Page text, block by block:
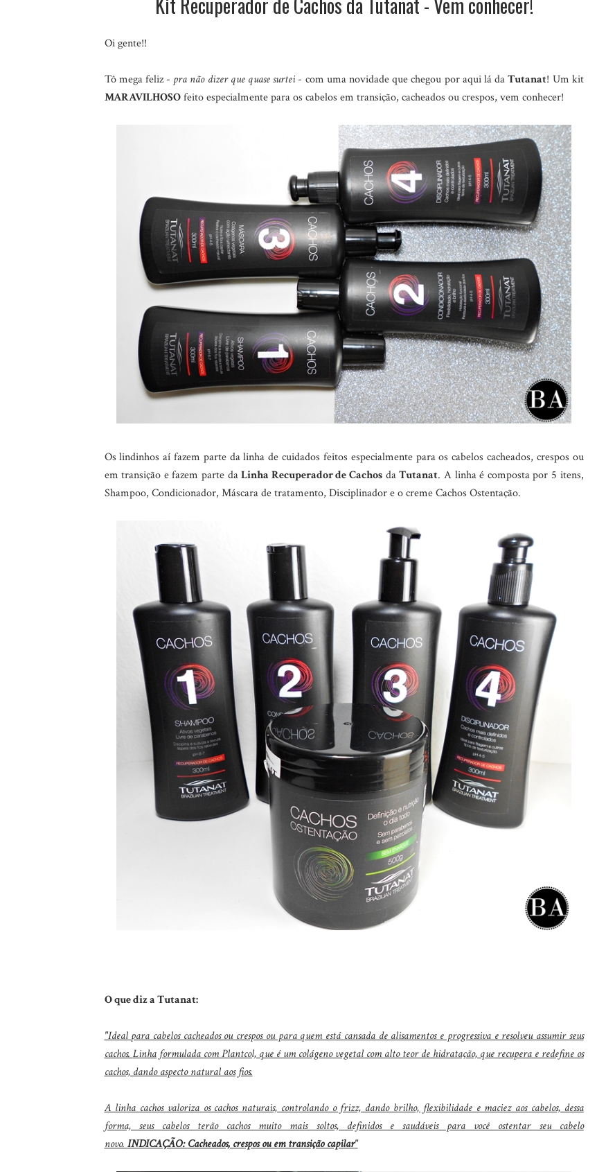
Oi gente!!
Tô mega feliz - pra não dizer que quase surtei - com uma novidade que chegou por aqui lá daTutanat! Um kit
MARAVILHOSOfeito especialmente para os cabelos em transição, cacheados ou crespos, vem conhecer!
Os lindinhos aí fazem parte da linha de cuidados feitos especialmente para os cabelos cacheados, crespos ou
em transição e fazem parte daLinha Recuperador de Cachos daTutanat. A linha é composta por 5 itens,
Shampoo, Condicionador, Máscara de tratamento, Disciplinador e o creme Cachos Ostentação.
O que diz a Tutanat:
"Ideal para cabelos cacheados ou crespos ou para quem está cansada de alisamentos e progressiva e resolveu assumir seus
cachos. Linha formulada com Plantcol, que é um colágeno vegetal com alto teor de hidratação, que recupera e redefine os
cachos, dando aspecto natural aos fios.
A linha cachos valoriza os cachos naturais, controlando o frizz, dando brilho, flexibilidade e maciez aos cabelos, dessa
forma, seus cabelos terão cachos muito mais soltos, definidos e saudáveis para você ostentar seu cabelo
novo. INDICAÇÃO:Cacheados, crespos ou em transição capilar"